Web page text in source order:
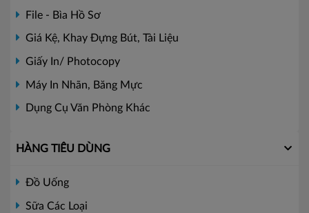
File - Bìa Hồ Sơ
Giá Kệ, Khay Đựng Bút, Tài Liệu
Giấy In/ Photocopy
Máy In Nhãn, Băng Mực
Dụng Cụ Văn Phòng Khác
HÀNG TIÊU DÙNG
Đồ Uống
Sữa Các Loại